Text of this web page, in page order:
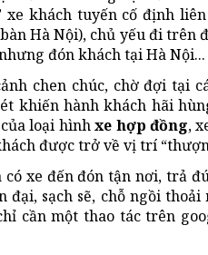
xe khách tuyến cố định
Hà Nội), chủ yếu đi trên
đón khách tại Hà Nội...
chen chúc, chờ đợi tại
khiến hành khách hãi
loại hìnhxe hợp đồng,
được trở về vị trí
xe đến đón tận nơi, trả
đại, sạch sẽ, chỗ ngồi
cần một thao tác trên